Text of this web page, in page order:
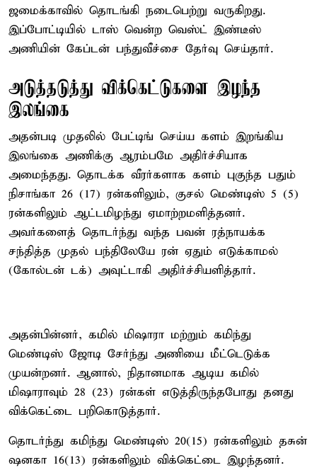
ஜமைக்காவில் தொடங்கி நடைபெற்று வருகிறது.
இப்போட்டியில் டாஸ் வென்ற வெஸ்ட் இண்டீஸ்
அணியின் கேப்டன் பந்துவீச்சை தேர்வு செய்தார்.
அடுத்தடுத்து விக்கெட்டுகளை இழந்த
இலங்கை
அதன்படி முதலில் பேட்டிங் செய்ய களம் இறங்கிய
இலங்கை அணிக்கு ஆரம்பமே அதிர்ச்சியாக
அமைந்தது. தொடக்க வீரர்களாக களம் புகுந்த பதும்
நிசாங்கா 26 (17) ரன்களிலும், குசல் மெண்டிஸ் 5 (5)
ரன்களிலும் ஆட்டமிழந்து ஏமாற்றமளித்தனர்.
அவர்களைத் தொடர்ந்து வந்த பவன் ரத்நாயக்க
சந்தித்த முதல் பந்திலேயே ரன் ஏதும் எடுக்காமல்
(கோல்டன் டக்) அவுட்டாகி அதிர்ச்சியளித்தார்.
அதன்பின்னர், கமில் மிஷாரா மற்றும் கமிந்து
மெண்டிஸ் ஜோடி சேர்ந்து அணியை மீட்டெடுக்க
முயன்றனர். ஆனால், நிதானமாக ஆடிய கமில்
மிஷாராவும் 28 (23) ரன்கள் எடுத்திருந்தபோது தனது
விக்கெட்டை பறிகொடுத்தார்.
தொடர்ந்து கமிந்து மெண்டிஸ் 20(15) ரன்களிலும் தசுன்
ஷனகா 16(13) ரன்களிலும் விக்கெட்டை இழந்தனர்.